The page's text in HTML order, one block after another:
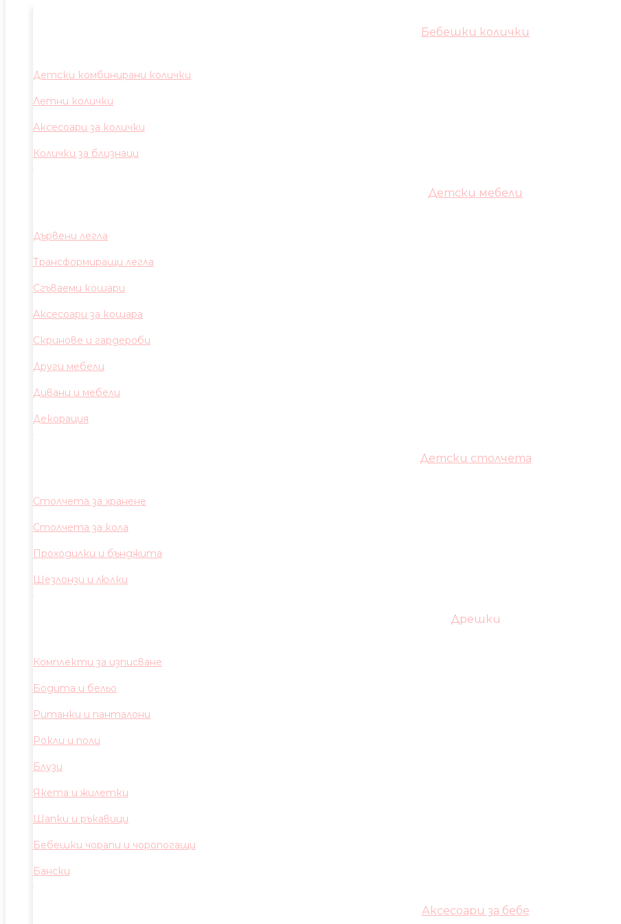
Бебешки колички
Детски комбинирани колички
Летни колички
Аксесоари за колички
Колички за близнаци
Детски мебели
Дървени легла
Трансформиращи легла
Сгъваеми кошари
Аксесоари за кошара
Скринове и гардероби
Други мебели
Дивани и мебели
Декорация
Детски столчета
Столчета за хранене
Столчета за кола
Проходилки и бънджита
Шезлонзи и люлки
Дрешки
Комплекти за изписване
Бодита и бельо
Ританки и панталони
Рокли и поли
Блузи
Якета и жилетки
Шапки и ръкавици
Бебешки чорапи и чоропогащи
Бански
Аксесоари за бебе